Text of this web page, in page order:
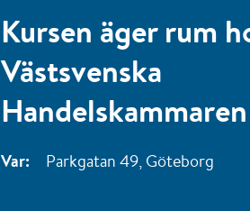
Kursen äger rum
Västsvenska
Handelskammaren
Var: Parkgatan 49, Göteborg